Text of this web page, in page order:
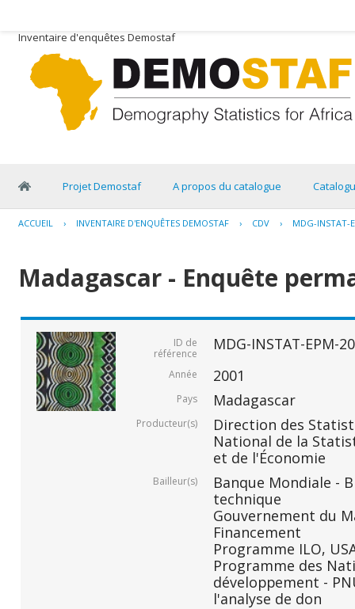
Inventaire d'enquêtes Demostaf
Projet Demostaf A propos du catalogue
ACCUEIL › INVENTAIRE D'ENQUÊTES DEMOSTAF › CDV › MDG-INSTAT-
Madagascar - Enquête
ID de
référence
MDG-INSTAT-EPM-
Année 2001
Pays Madagascar
Producteur(s)
Direction des
National de la
et de l'Économie
Bailleur(s)
Banque Mondiale -
technique
Gouvernement du
Financement
Programme ILO,
Programme des
développement -
l'analyse de don